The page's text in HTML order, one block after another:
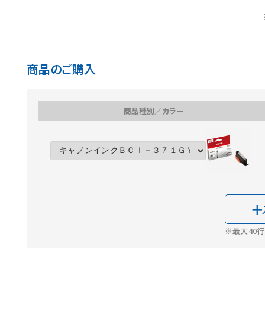
商品のご購入
商品種別／カラー
※最大40行